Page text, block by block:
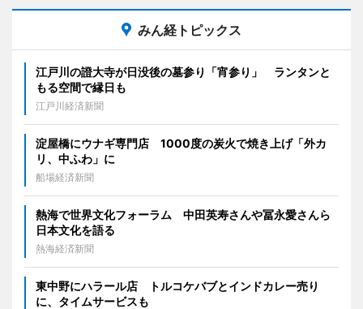
みん経トピックス
江戸川の證大寺が日没後の墓参り「宵参り」 ランタンと
もる空間で縁日も
江戸川経済新聞
淀屋橋にウナギ専門店 1000度の炭火で焼き上げ「外カ
リ、中ふわ」に
船場経済新聞
熱海で世界文化フォーラム 中田英寿さんや冨永愛さんら
日本文化を語る
熱海経済新聞
東中野にハラール店 トルコケバブとインドカレー売り
に、タイムサービスも